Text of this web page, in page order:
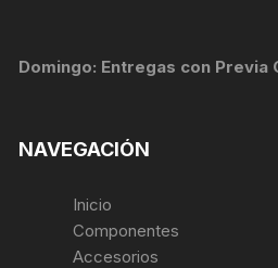
Domingo: Entregas con Previa
NAVEGACIÓN
Inicio
Componentes
Accesorios